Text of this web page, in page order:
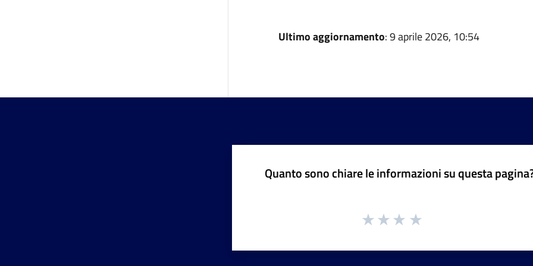
Ultimo aggiornamento: 9 aprile 2026, 10:54
Quanto sono chiare le informazioni su questa